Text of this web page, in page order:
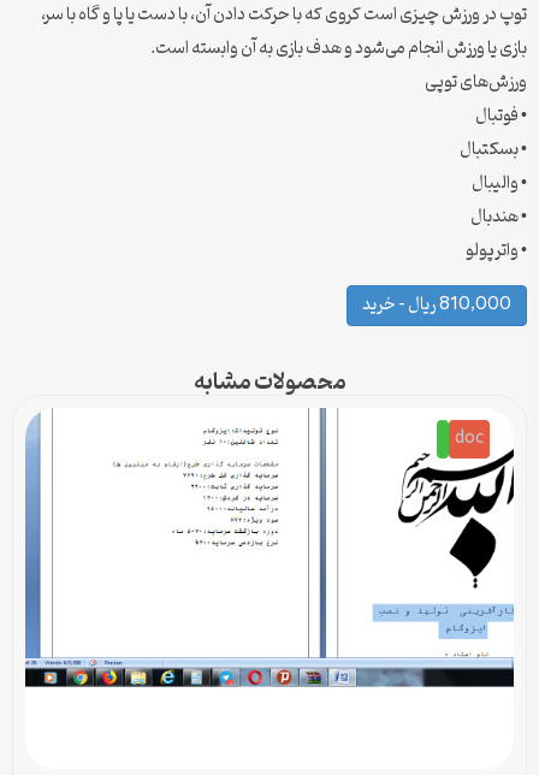
توپ در ورزش چیزی است کروی که با حرکت دادن آن، با دست یا پا و گاه با سر،
بازی یا ورزش انجام می‌شود و هدف بازی به آن وابسته است.
ورزش‌های توپی
• فوتبال
• بسکتبال
• والیبال
• هندبال
• واترپولو
810,000 ریال – خرید
محصولات مشابه
doc